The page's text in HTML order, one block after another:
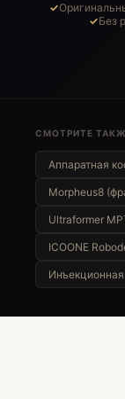
Без
СМОТРИТЕ
Аппаратная
Morpheus8
Ultraformer
ICOONE